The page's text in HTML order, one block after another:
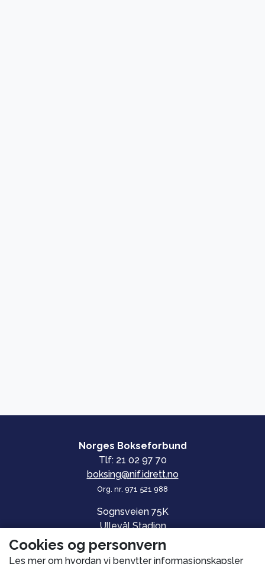
Norges Bokseforbund
Tlf: 21 02 97 70
boksing@nif.idrett.no
Org. nr. 971 521 988
Sognsveien 75K
Ullevål Stadion
0840 OSLO
Cookies og personvern
Les mer om hvordan vi benytter informasjonskapsler